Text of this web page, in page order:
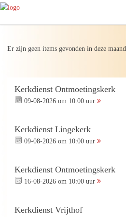
Er zijn geen items gevonden in deze maand.
Kerkdienst Ontmoetingskerk
09-08-2026 om 10:00 uur
Kerkdienst Lingekerk
09-08-2026 om 10:00 uur
Kerkdienst Ontmoetingskerk
16-08-2026 om 10:00 uur
Kerkdienst Vrijthof